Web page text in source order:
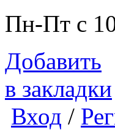
Пн-Пт с
Добавить
в закладки
Вход /